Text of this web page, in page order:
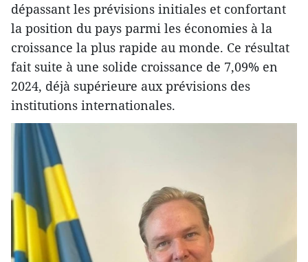
dépassant les prévisions initiales et confortant
la position du pays parmi les économies à la
croissance la plus rapide au monde. Ce résultat
fait suite à une solide croissance de 7,09% en
2024, déjà supérieure aux prévisions des
institutions internationales.